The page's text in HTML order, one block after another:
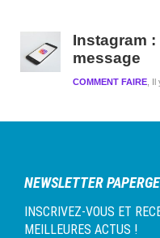
Instagram
message
COMMENT FAIRE
NEWSLETTER
INSCRIVEZ-VOUS ET
MEILLEURES ACTUS !